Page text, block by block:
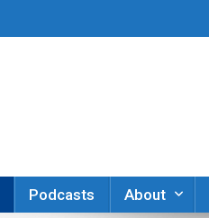
Podcasts About